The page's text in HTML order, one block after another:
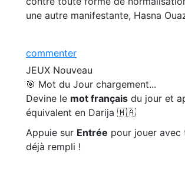
une autre manifestante, Hasna
commenter
JEUX Nouveau
🎯 Mot du Jour chargement...
Devine le mot français du jour et
équivalent en Darija 🇲🇦
Appuie sur Entrée pour jouer avec
déjà rempli !